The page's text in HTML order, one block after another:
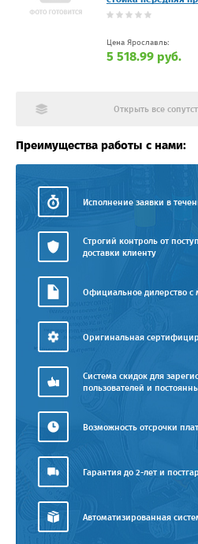
Цена Ярославль:
5 518.99 руб.
Открыть все
Преимущества работы с нами:
Исполнение заявки в
Строгий контроль от
доставки клиенту
Официальное дилерство
Оригинальная
Система скидок для
пользователей и
Возможность отсрочки
Гарантия до 2-лет и
Автоматизированная